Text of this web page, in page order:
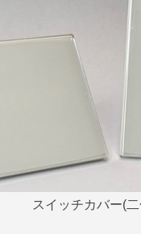
スイッチカバー(